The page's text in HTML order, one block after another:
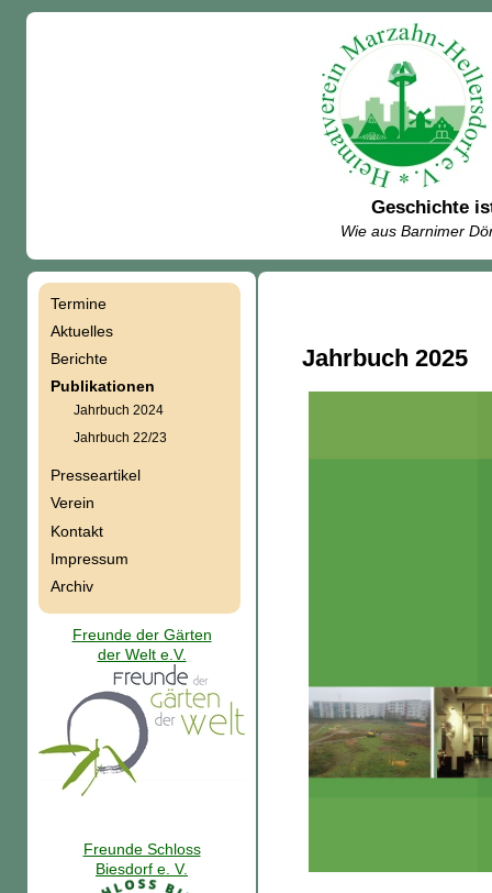
Geschichte
Wie aus Barnimer
Jahrbuch 2025
Termine
Aktuelles
Berichte
Publikationen
Jahrbuch 2024
Jahrbuch 22/23
Presseartikel
Verein
Kontakt
Impressum
Archiv
Freunde der Gärten
der Welt e.V.
Freunde Schloss
Biesdorf e. V.